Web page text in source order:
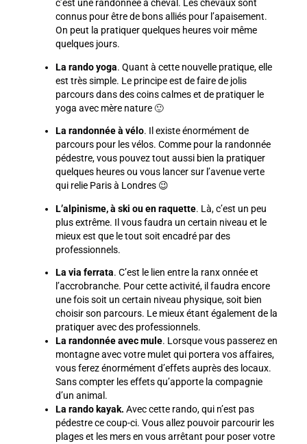
c’est une randonnée à cheval. Les chevaux sont
connus pour être de bons alliés pour l’apaisement.
On peut la pratiquer quelques heures voir même
quelques jours.
La rando yoga. Quant à cette nouvelle pratique, elle
est très simple. Le principe est de faire de jolis
parcours dans des coins calmes et de pratiquer le
yoga avec mère nature 🙂
La randonnée à vélo. Il existe énormément de
parcours pour les vélos. Comme pour la randonnée
pédestre, vous pouvez tout aussi bien la pratiquer
quelques heures ou vous lancer sur l’avenue verte
qui relie Paris à Londres 😉
L’alpinisme, à ski ou en raquette. Là, c’est un peu
plus extrême. Il vous faudra un certain niveau et le
mieux est que le tout soit encadré par des
professionnels.
La via ferrata. C’est le lien entre la ranx onnée et
l’accrobranche. Pour cette activité, il faudra encore
une fois soit un certain niveau physique, soit bien
choisir son parcours. Le mieux étant également de la
pratiquer avec des professionnels.
La randonnée avec mule. Lorsque vous passerez en
montagne avec votre mulet qui portera vos affaires,
vous ferez énormément d’effets auprès des locaux.
Sans compter les effets qu’apporte la compagnie
d’un animal.
La rando kayak. Avec cette rando, qui n’est pas
pédestre ce coup-ci. Vous allez pouvoir parcourir les
plages et les mers en vous arrêtant pour poser votre